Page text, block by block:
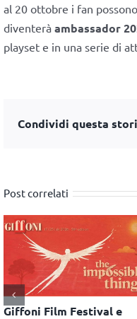
al 20 ottobre i fan
diventerà ambassador
playset e in una serie di
Condividi questa
Post correlati
va in onda sulla